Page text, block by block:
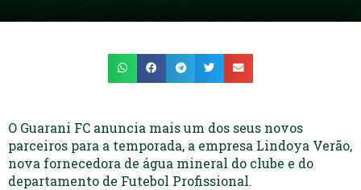
O Guarani FC anuncia mais um dos seus novos
parceiros para a temporada, a empresa Lindoya Verão,
nova fornecedora de água mineral do clube e do
departamento de Futebol Profissional.